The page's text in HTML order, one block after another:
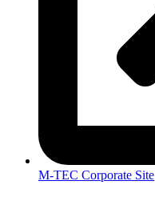
M-TEC Corporate Site